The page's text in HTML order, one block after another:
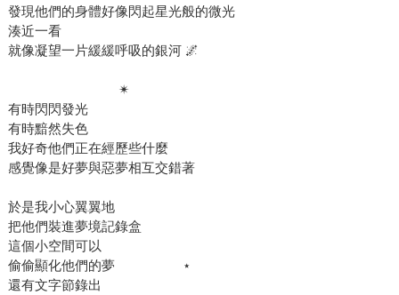
發現他們的身體好像閃起星光般的微光
湊近一看
就像凝望一片緩緩呼吸的銀河 🌌
​ ​ ​ ​ ​ ​ ​ ​ ​ ​ ​ ​ ​ ​ ​ ​ ​ ​ ​ ​ ​ ​ ​ ​ ​ ​ ​ ​ ​ ​ ​ ✴︎
有時閃閃發光
有時黯然失色
我好奇他們正在經歷些什麼
感覺像是好夢與惡夢相互交錯著
於是我小心翼翼地
把他們裝進夢境記錄盒
這個小空間可以 ​ ​ ​ ​ ​ ​ ​ ​ ​ ​ ​ ​
偷偷顯化他們的夢 ​ ​ ​ ​ ​ ​ ​ ​ ​ ​ ​ ​ ​ ​ ​ ​ ​ ​ ⋆
還有文字節錄出